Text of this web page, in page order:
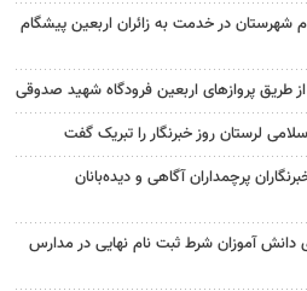
در خدمت به زائران اربعین پیشگام
لرستان روز خبرنگار را تبریک گفت
پرچمداران آگاهی و دیده‌بانان
دانش آموزان شرط ثبت نام نهایی در مدارس